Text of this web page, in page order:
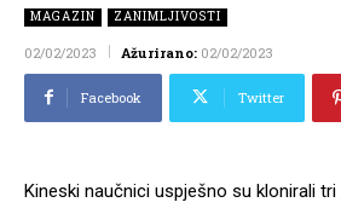
MAGAZIN ZANIMLJIVOSTI
02/02/2023 Ažurirano: 02/02/2023
Facebook Twitter
Kineski naučnici uspješno su klonirali tri